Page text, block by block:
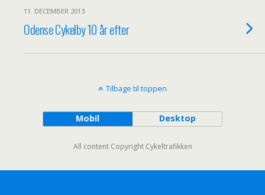
11. DECEMBER 2013
Odense Cykelby 10 år efter
Tilbage til toppen
Mobil Desktop
All content Copyright Cykeltrafikken